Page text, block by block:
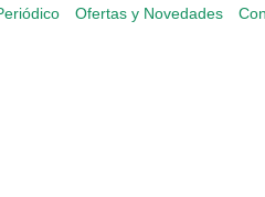
Ofertas y Novedades